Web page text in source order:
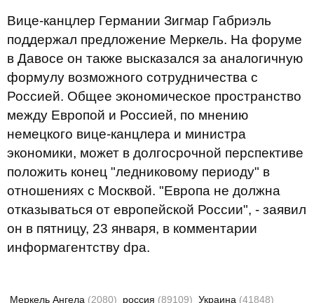
Вице-канцлер Германии Зигмар Габриэль
поддержал предложение Меркель. На форуме
в Давосе он также высказался за аналогичную
формулу возможного сотрудничества с
Россией. Общее экономическое пространство
между Европой и Россией, по мнению
немецкого вице-канцлера и министра
экономики, может в долгосрочной перспективе
положить конец "ледниковому периоду" в
отношениях с Москвой. "Европа не должна
отказываться от европейской России", - заявил
он в пятницу, 23 января, в комментарии
информагентству dpa.
Меркель Ангела (2080) россия (89109) Украина (41848)